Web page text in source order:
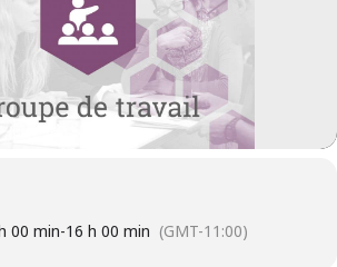
00 min-16 h 00 min (GMT-11:00)